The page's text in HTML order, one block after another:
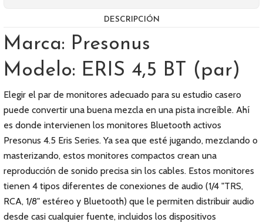
DESCRIPCIÓN
Marca: Presonus
Modelo: ERIS 4,5 BT (par)
Elegir el par de monitores adecuado para su estudio casero
puede convertir una buena mezcla en una pista increíble. Ahí
es donde intervienen los monitores Bluetooth activos
Presonus 4.5 Eris Series. Ya sea que esté jugando, mezclando o
masterizando, estos monitores compactos crean una
reproducción de sonido precisa sin los cables. Estos monitores
tienen 4 tipos diferentes de conexiones de audio (1/4 "TRS,
RCA, 1/8" estéreo y Bluetooth) que le permiten distribuir audio
desde casi cualquier fuente, incluidos los dispositivos